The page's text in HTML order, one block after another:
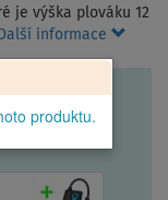
je výška plováku 12
Další informace
produktu.